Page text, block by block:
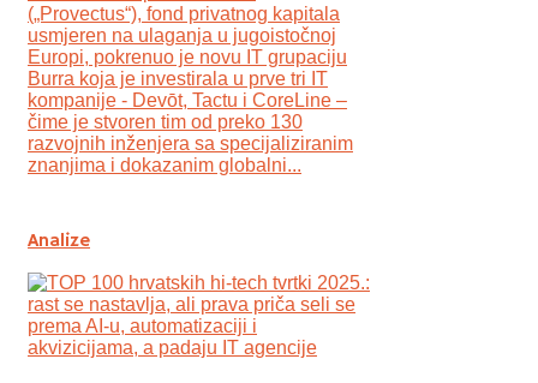
(„Provectus“), fond privatnog kapitala
usmjeren na ulaganja u jugoistočnoj
Europi, pokrenuo je novu IT grupaciju
Burra koja je investirala u prve tri IT
kompanije - Devōt, Tactu i CoreLine –
čime je stvoren tim od preko 130
razvojnih inženjera sa specijaliziranim
znanjima i dokazanim globalni...
Analize